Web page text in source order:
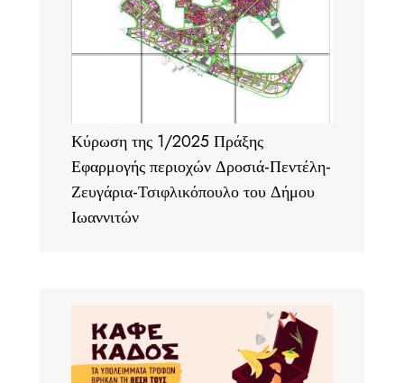
Κύρωση της 1/2025 Πράξης
Εφαρμογής περιοχών Δροσιά-Πεντέλη-
Ζευγάρια-Τσιφλικόπουλο του Δήμου
Ιωαννιτών